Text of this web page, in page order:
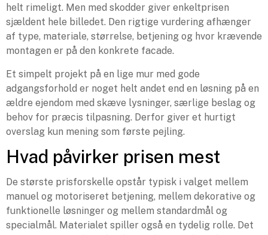
helt rimeligt. Men med skodder giver enkeltprisen
sjældent hele billedet. Den rigtige vurdering afhænger
af type, materiale, størrelse, betjening og hvor krævende
montagen er på den konkrete facade.
Et simpelt projekt på en lige mur med gode
adgangsforhold er noget helt andet end en løsning på en
ældre ejendom med skæve lysninger, særlige beslag og
behov for præcis tilpasning. Derfor giver et hurtigt
overslag kun mening som første pejling.
Hvad påvirker prisen mest
De største prisforskelle opstår typisk i valget mellem
manuel og motoriseret betjening, mellem dekorative og
funktionelle løsninger og mellem standardmål og
specialmål. Materialet spiller også en tydelig rolle. Det